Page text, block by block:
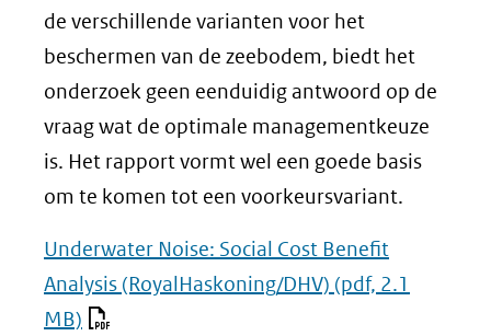
de verschillende varianten voor het
beschermen van de zeebodem, biedt het
onderzoek geen eenduidig antwoord op de
vraag wat de optimale managementkeuze
is. Het rapport vormt wel een goede basis
om te komen tot een voorkeursvariant.
Underwater Noise: Social Cost Benefit
Analysis (RoyalHaskoning/DHV) (pdf, 2.1
MB)